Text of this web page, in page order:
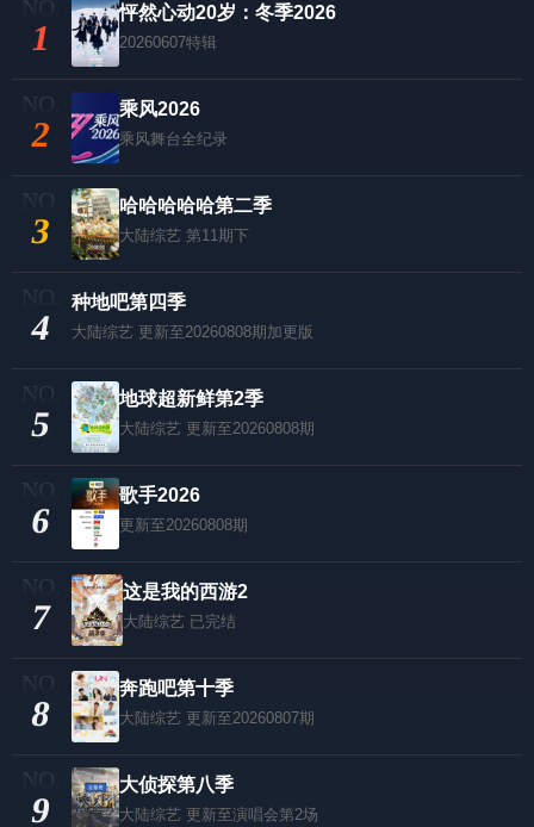
1
怦然心动20岁：冬季2026
20260607特辑
2
乘风2026
乘风舞台全纪录
3
哈哈哈哈哈第二季
大陆综艺 第11期下
4
种地吧第四季
大陆综艺 更新至20260808期加更版
5
地球超新鲜第2季
大陆综艺 更新至20260808期
6
歌手2026
更新至20260808期
7
这是我的西游2
大陆综艺 已完结
8
奔跑吧第十季
大陆综艺 更新至20260807期
9
大侦探第八季
大陆综艺 更新至演唱会第2场